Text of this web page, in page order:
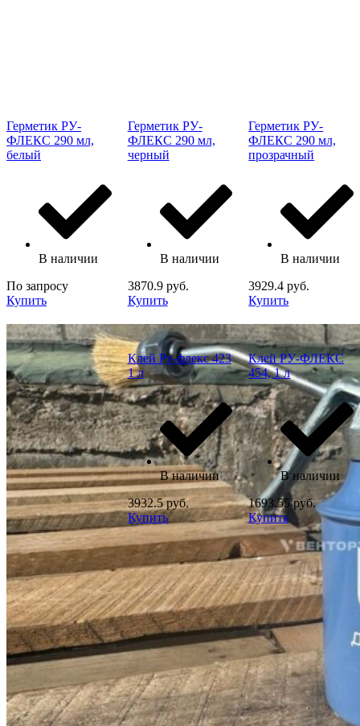
Герметик РУ-
ФЛЕКС 290 мл,
белый
В наличии
По запросу
Купить
Герметик РУ-
ФЛЕКС 290 мл,
черный
В наличии
3870.9 руб.
Купить
Герметик РУ-
ФЛЕКС 290 мл,
прозрачный
В наличии
3929.4 руб.
Купить
Клей Ру-флекс 423
1 л
В наличии
3932.5 руб.
Купить
Клей РУ-ФЛЕКС
454, 1 л
В наличии
1693.55 руб.
Купить